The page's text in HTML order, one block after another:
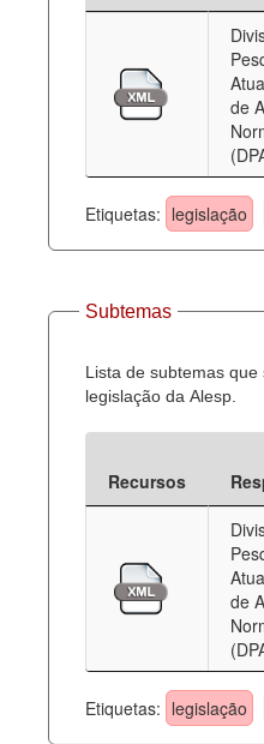
de
Etiquetas: legislação
Subtemas
Lista de subtemas
legislação da Alesp.
Recursos
de
Etiquetas: legislação